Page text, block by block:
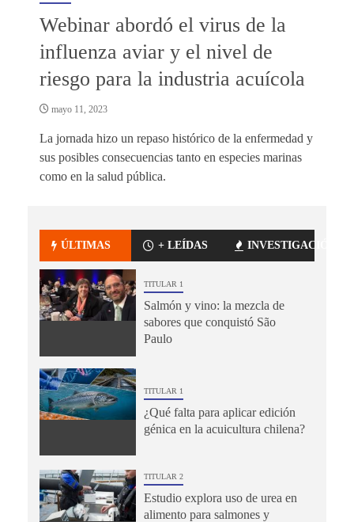
Webinar abordó el virus de la
influenza aviar y el nivel de
riesgo para la industria acuícola
mayo 11, 2023
La jornada hizo un repaso histórico de la enfermedad y
sus posibles consecuencias tanto en especies marinas
como en la salud pública.
ÚLTIMAS + LEÍDAS INVESTIGACIÓN
TITULAR 1
Salmón y vino: la mezcla de
sabores que conquistó São
Paulo
TITULAR 1
¿Qué falta para aplicar edición
génica en la acuicultura chilena?
TITULAR 2
Estudio explora uso de urea en
alimento para salmones y